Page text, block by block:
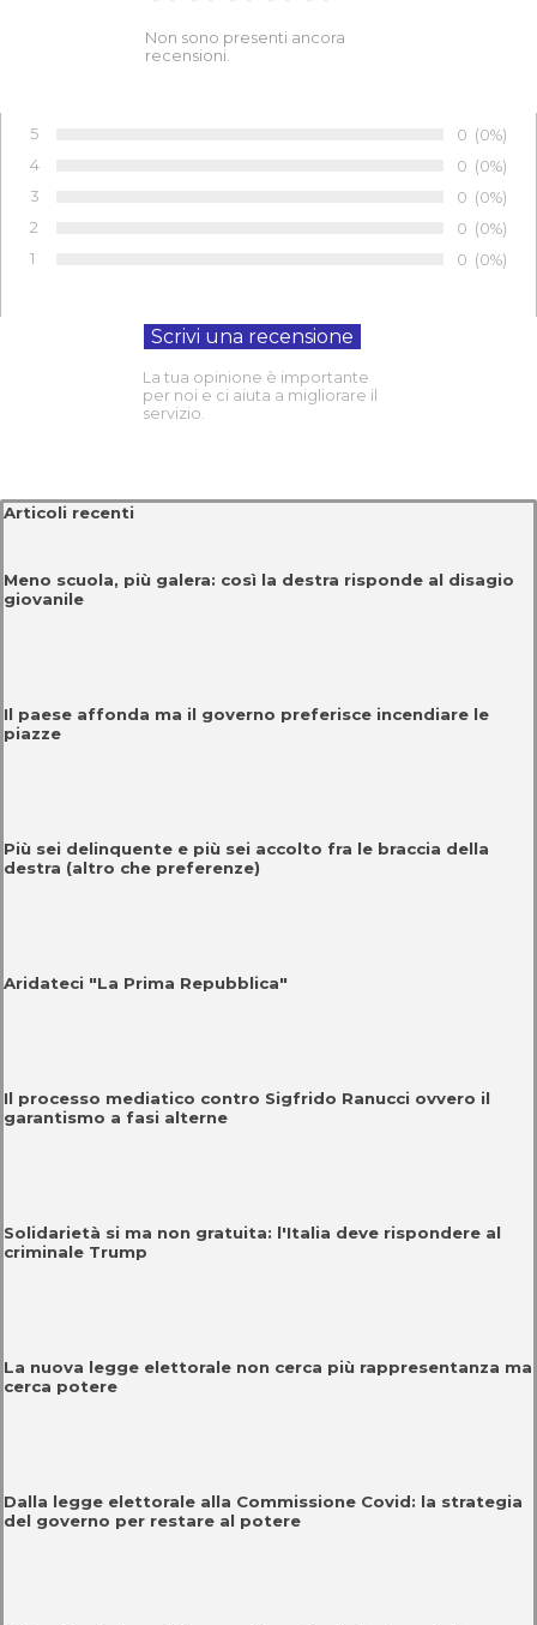
Non sono presenti ancora
recensioni.
5 Numero
0 (0%)
4 Numero
0 (0%)
3 Numero
0 (0%)
2 Numero
0 (0%)
1 Numero
0 (0%)
La tua opinione è importante
per noi e ci aiuta a migliorare il
servizio.
Salta blocco Articoli recenti
Articoli recenti
Meno scuola, più galera: così la destra risponde al disagio
giovanile
Il paese affonda ma il governo preferisce incendiare le
piazze
Più sei delinquente e più sei accolto fra le braccia della
destra (altro che preferenze)
Aridateci "La Prima Repubblica"
Il processo mediatico contro Sigfrido Ranucci ovvero il
garantismo a fasi alterne
Solidarietà si ma non gratuita: l'Italia deve rispondere al
criminale Trump
La nuova legge elettorale non cerca più rappresentanza ma
cerca potere
Dalla legge elettorale alla Commissione Covid: la strategia
del governo per restare al potere